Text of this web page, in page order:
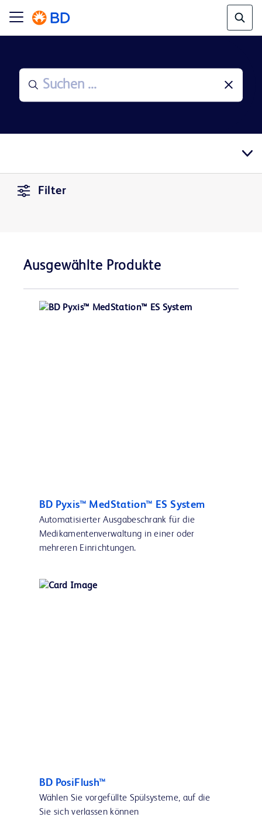
Filter
Ausgewählte Produkte
BD Pyxis™ MedStation™ ES System
Automatisierter Ausgabeschrank für die
Medikamentenverwaltung in einer oder
mehreren Einrichtungen.
BD PosiFlush™
Wählen Sie vorgefüllte Spülsysteme, auf die
Sie sich verlassen können